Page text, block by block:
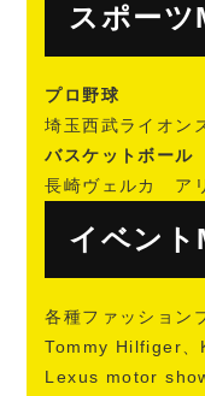
スポーツ
プロ野球
埼玉西武ライオ
バスケットボール
長崎ヴェルカ ア
イベント
各種ファッション
Tommy Hilfiger、
Lexus motor